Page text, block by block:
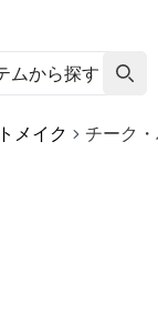
メイク チーク